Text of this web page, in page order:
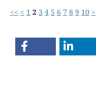
<< < 1 2 3 4 5 6 7 8 9 10 >